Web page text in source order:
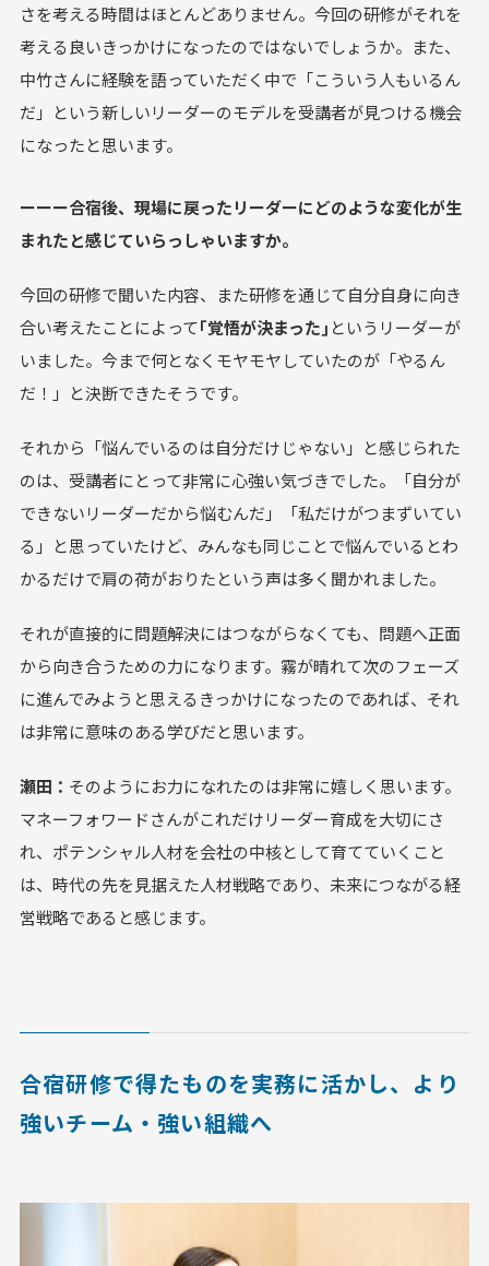
さを考える時間はほとんどありません。今回の研修がそれを
考える良いきっかけになったのではないでしょうか。また、
中竹さんに経験を語っていただく中で「こういう人もいるん
だ」という新しいリーダーのモデルを受講者が見つける機会
になったと思います。
ーーー合宿後、現場に戻ったリーダーにどのような変化が生
まれたと感じていらっしゃいますか。
今回の研修で聞いた内容、また研修を通じて自分自身に向き
合い考えたことによって｢覚悟が決まった｣ というリーダーが
いました。今まで何となくモヤモヤしていたのが「やるん
だ！」と決断できたそうです。
それから「悩んでいるのは自分だけじゃない」と感じられた
のは、受講者にとって非常に心強い気づきでした。「自分が
できないリーダーだから悩むんだ」「私だけがつまずいてい
る」と思っていたけど、みんなも同じことで悩んでいるとわ
かるだけで肩の荷がおりたという声は多く聞かれました。
それが直接的に問題解決にはつながらなくても、問題へ正面
から向き合うための力になります。霧が晴れて次のフェーズ
に進んでみようと思えるきっかけになったのであれば、それ
は非常に意味のある学びだと思います。
瀬田： そのようにお力になれたのは非常に嬉しく思います。
マネーフォワードさんがこれだけリーダー育成を大切にさ
れ、ポテンシャル人材を会社の中核として育てていくこと
は、時代の先を見据えた人材戦略であり、未来につながる経
営戦略であると感じます。
合宿研修で得たものを実務に活かし、より
強いチーム・強い組織へ